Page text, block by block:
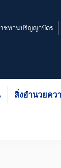
ชทานปริญญาบัตร
สิ่งอำนวยคว